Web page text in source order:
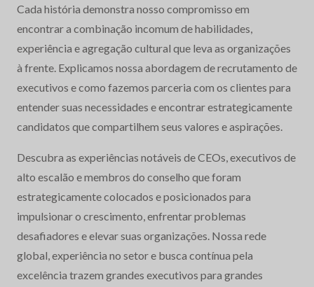
Cada história demonstra nosso compromisso em
encontrar a combinação incomum de habilidades,
experiência e agregação cultural que leva as organizações
à frente. Explicamos nossa abordagem de recrutamento de
executivos e como fazemos parceria com os clientes para
entender suas necessidades e encontrar estrategicamente
candidatos que compartilhem seus valores e aspirações.
Descubra as experiências notáveis de CEOs, executivos de
alto escalão e membros do conselho que foram
estrategicamente colocados e posicionados para
impulsionar o crescimento, enfrentar problemas
desafiadores e elevar suas organizações. Nossa rede
global, experiência no setor e busca contínua pela
excelência trazem grandes executivos para grandes